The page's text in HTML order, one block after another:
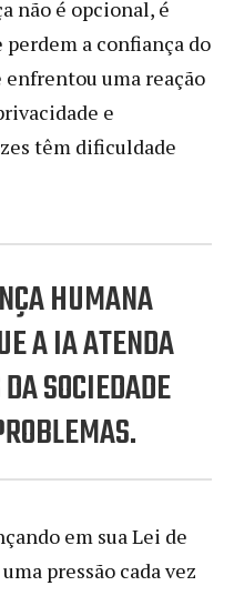
não é opcional, é
perdem a confiança do
enfrentou uma reação
e
têm dificuldade
HUMANA
A IA ATENDA
SOCIEDADE
em sua Lei de
pressão cada vez